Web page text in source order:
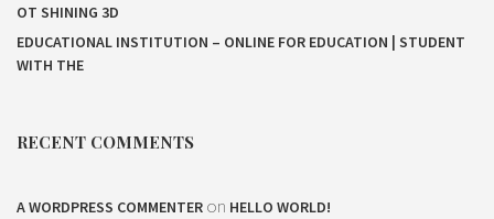
ОТ SHINING 3D
EDUCATIONAL INSTITUTION – ONLINE FOR EDUCATION | STUDENT
WITH THE
RECENT COMMENTS
A WORDPRESS COMMENTER on HELLO WORLD!